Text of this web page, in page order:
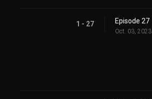
1 - 27 Episode 27
Oct. 03, 2023